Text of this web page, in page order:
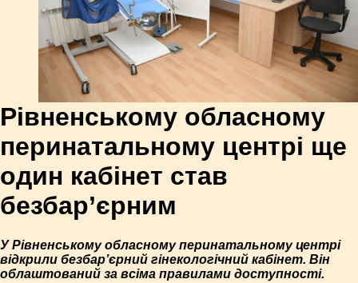
Рівненському обласному
перинатальному центрі ще
один кабінет став
безбар’єрним
У Рівненському обласному перинатальному центрі
відкрили безбар’єрний гінекологічний кабінет. Він
облаштований за всіма правилами доступності.